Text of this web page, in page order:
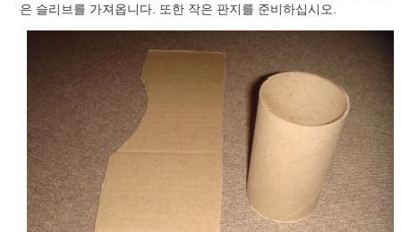
은 슬리브를 가져옵니다. 또한 작은 판지를 준비하십시오.